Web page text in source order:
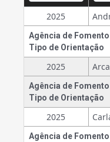
2025
Agência de Fomento
Tipo de Orientação
2025
Agência de Fomento
Tipo de Orientação
2025
Agência de Fomento